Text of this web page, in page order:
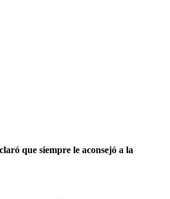
que siempre le aconsejó a la